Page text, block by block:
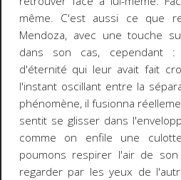
même. C'est aussi ce que
Mendoza, avec une touche
dans son cas, cependant
d'éternité qui leur avait fait
l'instant oscillant entre la
phénomène, il fusionna
sentit se glisser dans
comme on enfile une
poumons respirer l'air de
regarder par les yeux de